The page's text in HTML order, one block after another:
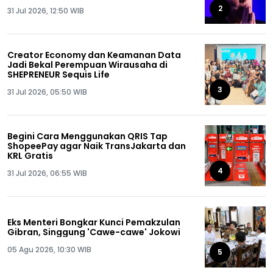
31 Jul 2026, 12:50 WIB 2
Creator Economy dan Keamanan Data
Jadi Bekal Perempuan Wirausaha di
SHEPRENEUR Sequis Life
31 Jul 2026, 05:50 WIB 3
Begini Cara Menggunakan QRIS Tap
ShopeePay agar Naik TransJakarta dan
KRL Gratis
31 Jul 2026, 06:55 WIB 4
Eks Menteri Bongkar Kunci Pemakzulan
Gibran, Singgung 'Cawe-cawe' Jokowi
05 Agu 2026, 10:30 WIB 5